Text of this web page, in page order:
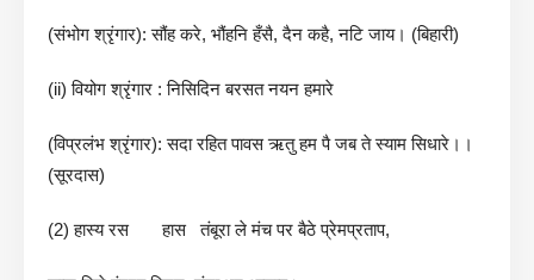
(संभोग श्रृंगार): सौंह करे, भौंहनि हँसै, दैन कहै, नटि जाय। (बिहारी)
(ii) वियोग श्रृंगार : निसिदिन बरसत नयन हमारे
(विप्रलंभ श्रृंगार): सदा रहित पावस ऋतु हम पै जब ते स्याम सिधारे।।
(सूरदास)
(2) हास्य रस हास तंबूरा ले मंच पर बैठे प्रेमप्रताप,